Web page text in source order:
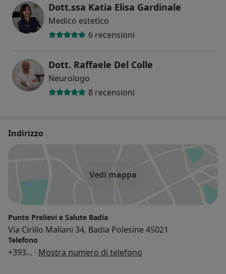
Dott.ssa Katia Elisa Gardinale
Medico estetico
6 recensioni
Dott. Raffaele Del Colle
Neurologo
8 recensioni
Indirizzo
Vedi mappa
Punto Prelievi e Salute Badia
Via Cirillo Maliani 34, Badia Polesine 45021
Telefono
+393... · Mostra numero di telefono